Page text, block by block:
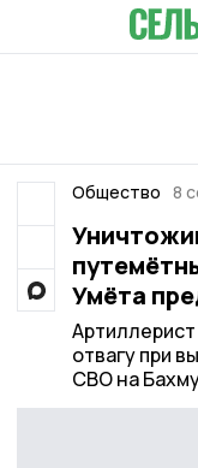
Общество 8
Умёта
отвагу при
СВО на